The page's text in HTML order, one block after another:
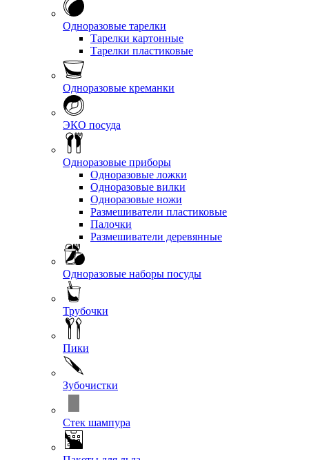
Одноразовые тарелки
Тарелки картонные
Тарелки пластиковые
Одноразовые креманки
ЭКО посуда
Одноразовые приборы
Одноразовые ложки
Одноразовые вилки
Одноразовые ножи
Размешиватели пластиковые
Палочки
Размешиватели деревянные
Одноразовые наборы посуды
Трубочки
Пики
Зубочистки
Стек шампура